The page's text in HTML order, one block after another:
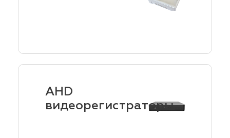
AHD
видеорегистраторы